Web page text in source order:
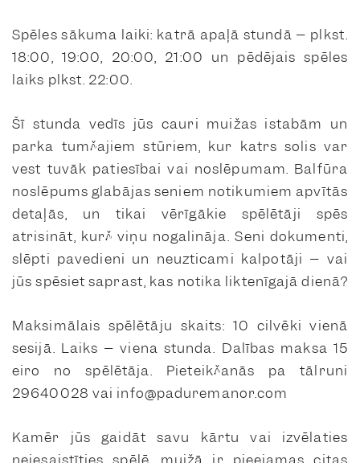
Spēles sākuma laiki: katrā apaļā stundā – plkst.
18:00, 19:00, 20:00, 21:00 un pēdējais spēles
laiks plkst. 22:00.
Šī stunda vedīs jūs cauri muižas istabām un
parka tumšajiem stūriem, kur katrs solis var
vest tuvāk patiesībai vai noslēpumam. Balfūra
noslēpums glabājas seniem notikumiem apvītās
detaļās, un tikai vērīgākie spēlētāji spēs
atrisināt, kurš viņu nogalināja. Seni dokumenti,
slēpti pavedieni un neuzticami kalpotāji – vai
jūs spēsiet saprast, kas notika liktenīgajā dienā?
Maksimālais spēlētāju skaits: 10 cilvēki vienā
sesijā. Laiks – viena stunda. Dalības maksa 15
eiro no spēlētāja. Pieteikšanās pa tālruni
29640028 vai info@paduremanor.com
Kamēr jūs gaidāt savu kārtu vai izvēlaties